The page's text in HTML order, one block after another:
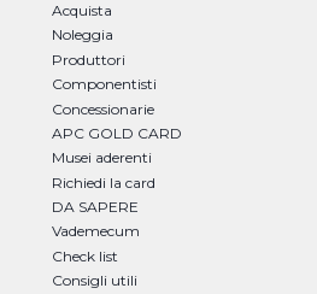
Acquista
Noleggia
Produttori
Componentisti
Concessionarie
APC GOLD CARD
Musei aderenti
Richiedi la card
DA SAPERE
Vademecum
Check list
Consigli utili